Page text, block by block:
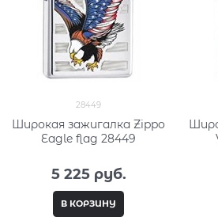
28449
Широкая зажигалка Zippo
Eagle flag 28449
5 225 руб.
В КОРЗИНУ